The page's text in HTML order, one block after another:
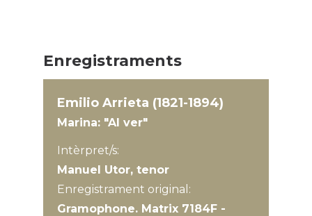
Enregistraments
Emilio Arrieta (1821-1894)
Marina: "Al ver"
Intèrpret/s:
Manuel Utor, tenor
Enregistrament original:
Gramophone. Matrix 7184F -